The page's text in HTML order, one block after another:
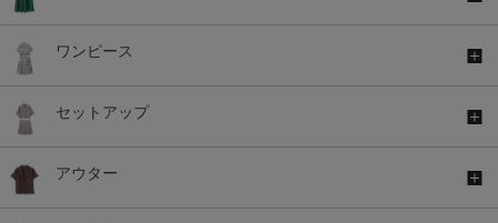
ワンピース
セットアップ
アウター